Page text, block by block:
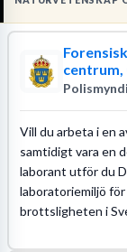
naturvetenskap
färdigt
Läs mer om yrket:
Löneguide
Vill du arbeta i en
samtidigt vara en
laborant utför du
laboratoriemiljö
brottsligheten i